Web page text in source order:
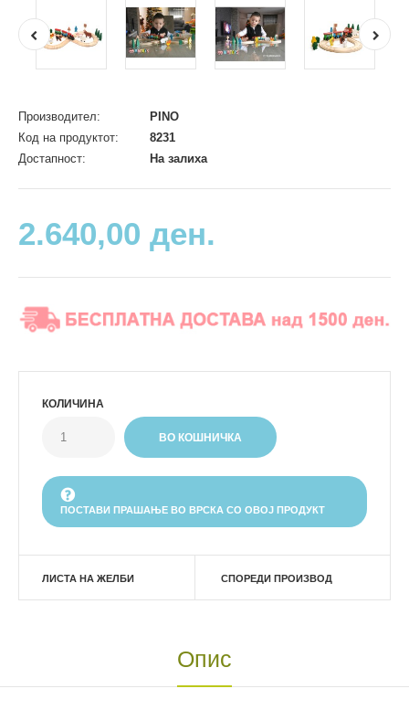
Производител:
PINO
Код на продуктот:
8231
Достапност:
На залиха
2.640,00 ден.
КОЛИЧИНА
ПОСТАВИ ПРАШАЊЕ ВО ВРСКА СО ОВОЈ ПРОДУКТ
ЛИСТА НА ЖЕЛБИ СПОРЕДИ ПРОИЗВОД
Опис